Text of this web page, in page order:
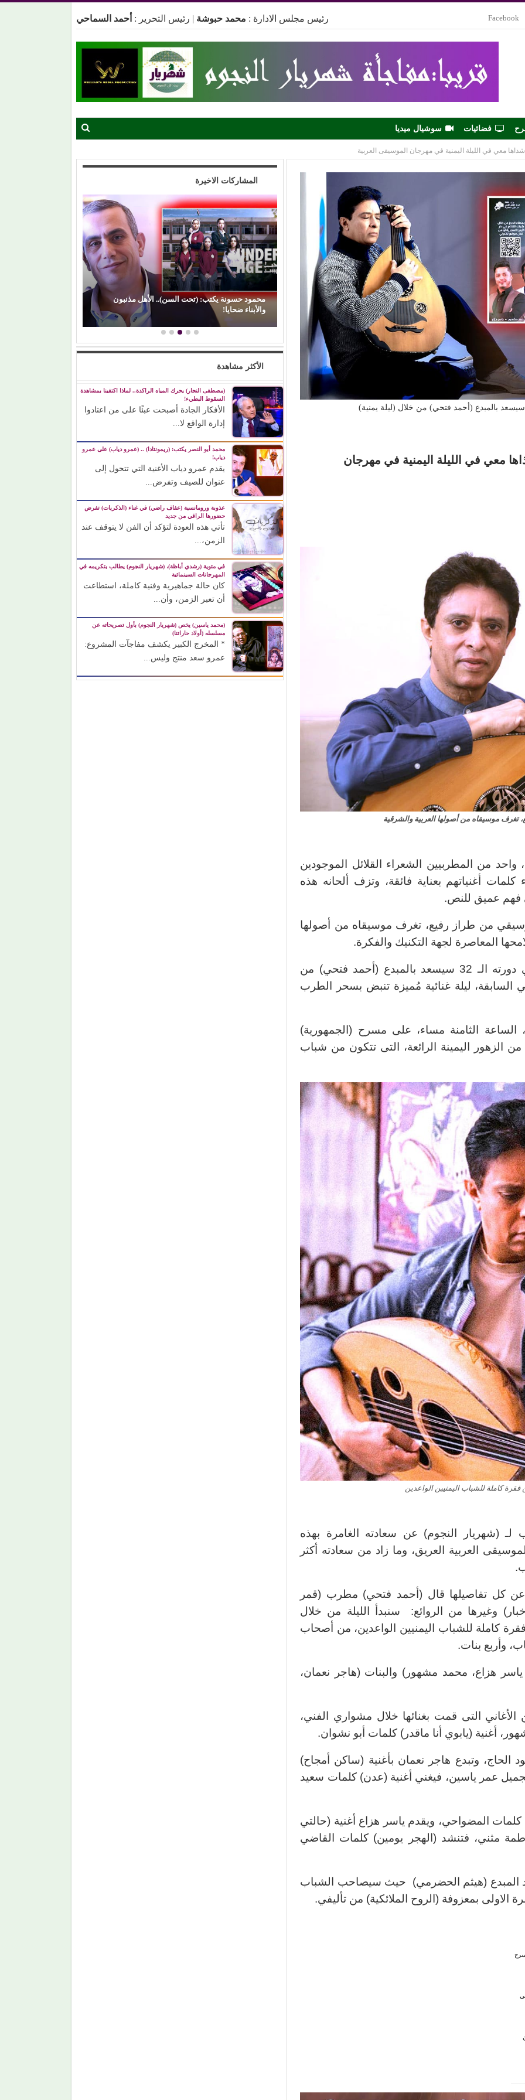
Facebook رئيس مجلس الادارة : محمد حبوشة | رئيس التحرير : أحمد السماحي
فضائيات سوشيال ميديا
معي في الليلة اليمنية في مهرجان الموسيقى العربية
بالمبدع (أحمد فتحي) من خلال (ليلة يمنية)
معي في الليلة اليمنية في مهرجان
موسيقاه من أصولها العربية والشرقية
واحد من المطربيين الشعراء القلائل الموجودين
كلمات أغنياتهم بعناية فائقة، وتزف ألحانه هذه
فهم عميق للنص.
من طراز رفيع، تغرف موسيقاه من أصولها
المعاصرة لجهة التكنيك والفكرة.
جمهور مهرجان الموسيقى العربية في دورته الـ 32 سيسعد بالمبدع (أحمد فتحي) من
السابقة، ليلة غنائية مُميزة تنبض بسحر الطرب
الموافق 18 أكتوبر، الساعة الثامنة مساء، على مسرح (الجمهورية)
الزهور اليمينة الرائعة، التى تتكون من شباب
كاملة للشباب اليمنيين الواعدين
لـ (شهريار النجوم) عن سعادته الغامرة بهذه
العربية العريق، وما زاد من سعادته أكثر
عن كل تفاصيلها قال (أحمد فتحي) مطرب (قمر
وغيرها من الروائع: سنبدأ الليلة من خلال
كاملة للشباب اليمنيين الواعدين، من أصحاب
وأربع بنات.
هزاع، محمد مشهور) والبنات (هاجر نعمان،
التى قمت بغنائها خلال مشواري الفني،
أغنية (يابوي أنا ماقدر) كلمات أبو نشوان.
وتبدع هاجر نعمان بأغنية (ساكن أمجاح)
عمر ياسين، فيغني أغنية (عدن) كلمات سعيد
المضواحي، ويقدم ياسر هزاع أغنية (حالتي
مثني، فتنشد (الهجر يومين) كلمات القاضي
المبدع (هيثم الحضرمي) حيث سيصاحب الشباب
الاولى بمعزوفة (الروح الملائكية) من تأليفي.
المشاركات الاخيرة
حين ماتت الحكاية.. الفن المصري يفقد قدرته على
صناعة الهوية الوطنية (1)
محمود حسونة يكتب: (تحت السن).. الأهل مذنبون
والأبناء ضحايا!
الأكثر مشاهدة
(مصطفى النجار) يحرك المياه الراكدة.. لماذا اكتفينا بمشاهدة
السقوط البطيء!
الأفكار الجادة أصبحت عبئًا على من اعتادوا
إدارة الواقع لا...
محمد أبو النصر يكتب: (ريمونتادا) .. (عمرو دياب) على عمرو
دياب!
يقدم عمرو دياب الأغنية التي تتحول إلى
عنوان للصيف وتفرض...
عذوبة ورومانسية (عفاف راضي) في غناء (الذكريات) تفرض
حضورها الراقي من جديد
تأتي هذه العودة لتؤكد أن الفن لا يتوقف عند
الزمن،...
في مئوية (رشدي أباظة)، (شهريار النجوم) يطالب بتكريمه في
المهرجانات السينمائية
كان حالة جماهيرية وفنية كاملة، استطاعت
أن تعبر الزمن، وأن...
(محمد ياسين) يخص (شهريار النجوم) بأول تصريحاته عن
مسلسله (أولاد حاراتنا)
* المخرج الكبير يكشف مفاجآت المشروع:
عمرو سعد منتج وليس...